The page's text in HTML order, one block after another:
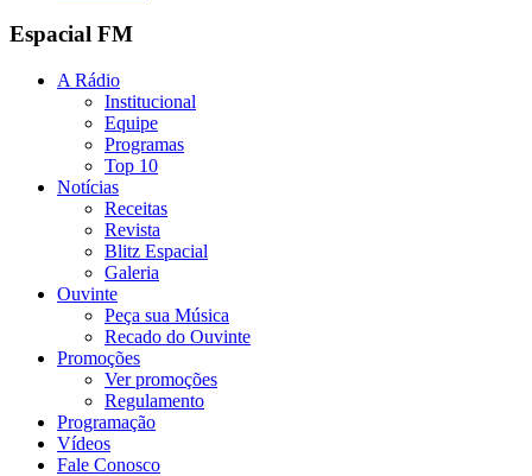
Espacial FM
A Rádio
Institucional
Equipe
Programas
Top 10
Notícias
Receitas
Revista
Blitz Espacial
Galeria
Ouvinte
Peça sua Música
Recado do Ouvinte
Promoções
Ver promoções
Regulamento
Programação
Vídeos
Fale Conosco